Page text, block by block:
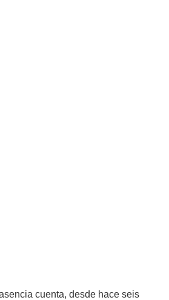
cuenta, desde hace seis